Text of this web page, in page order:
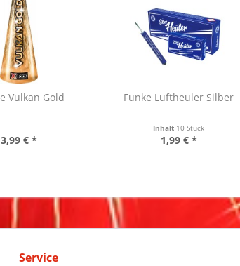
Vulkan Gold
3,99 € *
Funke Luftheuler Silber
Inhalt 10 Stück
1,99 € *
Service